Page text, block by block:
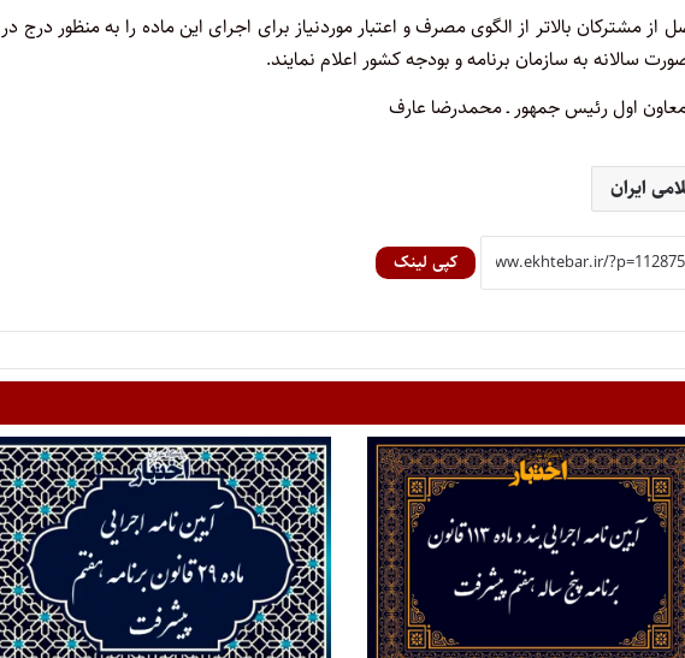
بالاتر از الگوی مصرف و اعتبار موردنیاز برای اجرای این ماده را به منظور درج در
سالانه به سازمان برنامه و بودجه کشور اعلام نمایند.
اول رئیس جمهور ـ محمدرضا عارف
ایران
کپی لینک